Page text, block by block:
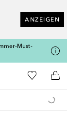
ANZEIGEN
Must-
Douglas Startseite
Zu Meiner